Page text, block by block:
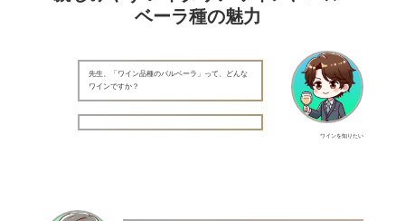
ベーラ種の魅力
ワインを知りたい
先生、「ワイン品種のバルベーラ」って、どんな
ワインですか？